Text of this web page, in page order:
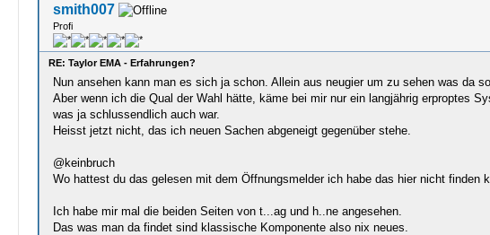
smith007
Profi
RE: Taylor EMA - Erfahrungen?
Nun ansehen kann man es sich ja schon. Allein aus neugier um zu sehen was da
Aber wenn ich die Qual der Wahl hätte, käme bei mir nur ein langjährig erproptes
was ja schlussendlich auch war.
Heisst jetzt nicht, das ich neuen Sachen abgeneigt gegenüber stehe.
@keinbruch
Wo hattest du das gelesen mit dem Öffnungsmelder ich habe das hier nicht finden
Ich habe mir mal die beiden Seiten von t...ag und h..ne angesehen.
Das was man da findet sind klassische Komponente also nix neues.